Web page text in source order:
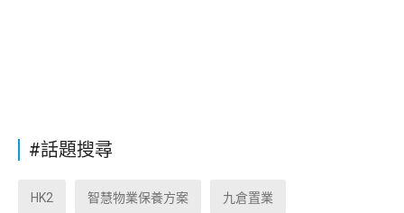
#話題搜尋
HK2 智慧物業保養方案 九倉置業